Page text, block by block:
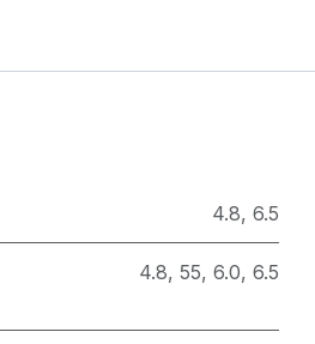
4.8, 6.5
4.8, 55, 6.0, 6.5